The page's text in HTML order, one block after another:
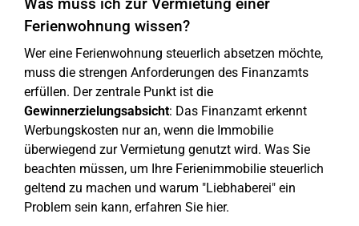
Ferienwohnung wissen?
Wer eine Ferienwohnung steuerlich absetzen möchte,
muss die strengen Anforderungen des Finanzamts
erfüllen. Der zentrale Punkt ist die
Gewinnerzielungsabsicht: Das Finanzamt erkennt
Werbungskosten nur an, wenn die Immobilie
überwiegend zur Vermietung genutzt wird. Was Sie
beachten müssen, um Ihre Ferienimmobilie steuerlich
geltend zu machen und warum "Liebhaberei" ein
Problem sein kann, erfahren Sie hier.